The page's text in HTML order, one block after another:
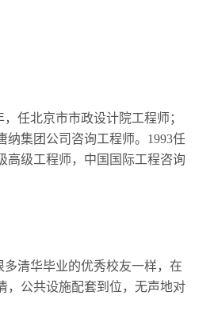
，任北京市市政设计院工程师；
集团公司咨询工程师。1993任
高级工程师，中国国际工程咨询
清华毕业的优秀校友一样，在
，公共设施配套到位，无声地对